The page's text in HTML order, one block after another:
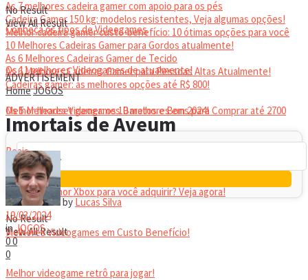
As 7 melhores cadeira gamer com apoio para os pés
Cadeira Gamer 150 kg: modelos resistentes, Veja algumas opções!
Melhor cadeira gamer custo-benefício: 10 ótimas opções para você
10 Melhores Cadeiras Gamer para Gordos atualmente!
As 6 Melhores Cadeiras Gamer de Tecido
As 6 Melhores Cadeiras Gamer para Pessoas Altas Atualmente!
Cadeiras gamer: as melhores opções até R$ 800!
HEADSET
Melhor headset gamer: os 10 melhores em 2024!
No Result
View All Result
Conheça os tipos de Videogames
Os 11 melhores Videogames de atualmente!
Os 5 Melhores Videogames Baratos e Bons para Comprar até 2700
Reais
Qual é o melhor Xbox para você adquirir? Veja agora!
Melhores Videogames em Custo Benefício!
Melhor videogame retrô para jogar!
No Result
View All Result
ADVERTISEMENT
HomeJOGOS
Imortais de Aveum
byLucas Silva
19/03/2024
inJOGOS
00
0